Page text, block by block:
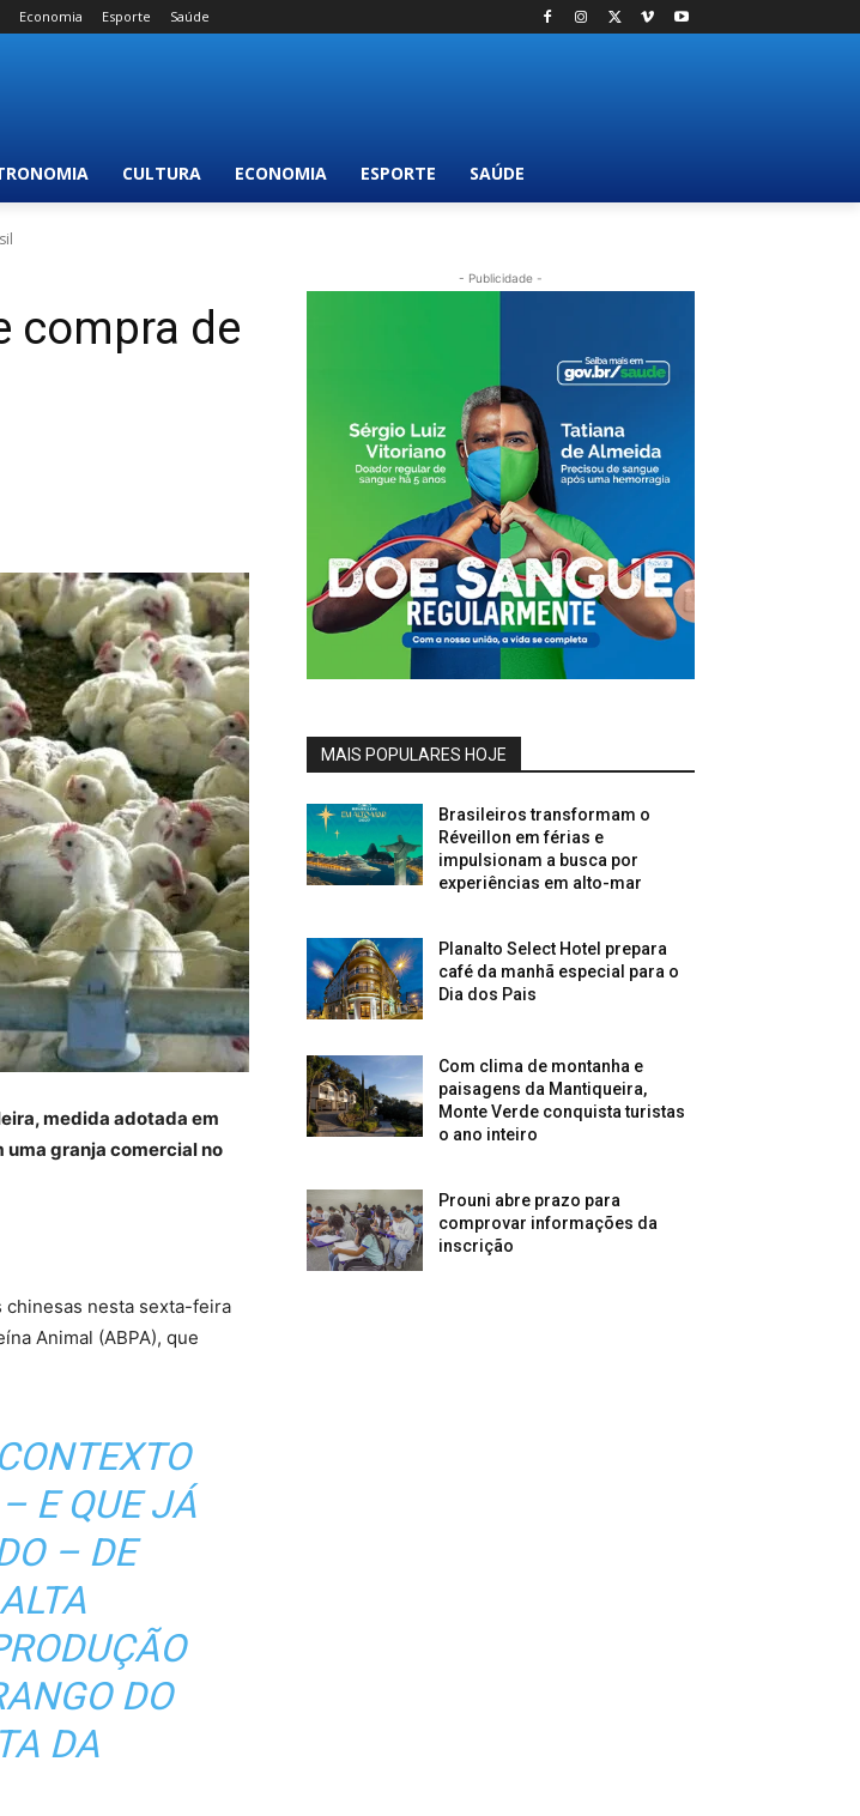
Economia Esporte Saúde
CULTURA ECONOMIA ESPORTE SAÚDE
compra de
medida adotada em
uma granja comercial no
chinesas nesta sexta-feira
Animal (ABPA), que
E QUE JÁ
– DE
DO
DA
- Publicidade -
MAIS POPULARES HOJE
Brasileiros transformam o
Réveillon em férias e
impulsionam a busca por
experiências em alto-mar
Planalto Select Hotel prepara
café da manhã especial para o
Dia dos Pais
Com clima de montanha e
paisagens da Mantiqueira,
Monte Verde conquista turistas
o ano inteiro
Prouni abre prazo para
comprovar informações da
inscrição